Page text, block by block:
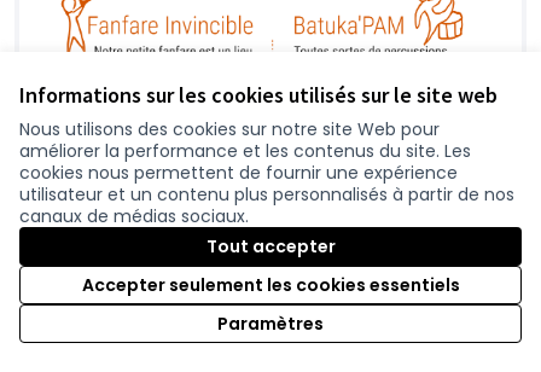
Informations sur les cookies utilisés sur le site web
Nous utilisons des cookies sur notre site Web pour
améliorer la performance et les contenus du site. Les
cookies nous permettent de fournir une expérience
utilisateur et un contenu plus personnalisés à partir de nos
canaux de médias sociaux.
Tout accepter
Accepter seulement les cookies essentiels
Paramètres